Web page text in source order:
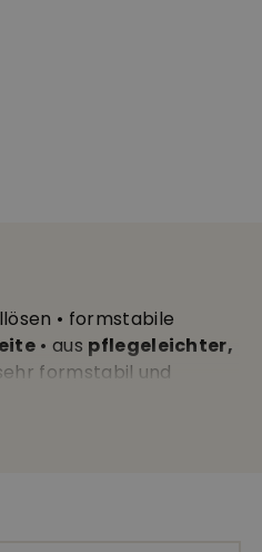
• formstabile
• aus pflegeleichter,
formstabil und
cm • 40°C Wäsche